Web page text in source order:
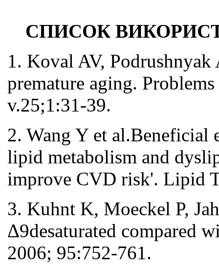
СПИСОК
1. Koval AV,
premature aging.
v.25;1:31-39.
2. Wang Y et al.Beneficial
lipid metabolism and
improve CVD risk'. Lipid
3. Kuhnt K, Moeckel P,
Δ9desaturated compared
2006; 95:752-761.